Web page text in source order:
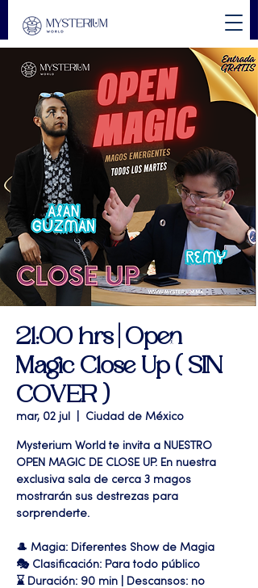
21:00 hrs | Open
Magic Close Up ( SIN
COVER )
mar, 02 jul Ciudad de México
Mysterium World te invita a NUESTRO
OPEN MAGIC DE CLOSE UP. En nuestra
exclusiva sala de cerca 3 magos
mostrarán sus destrezas para
sorprenderte.
🎩 Magia: Diferentes Show de Magia
🎭 Clasificación: Para todo público
⌛ Duración: 90 min | Descansos: no